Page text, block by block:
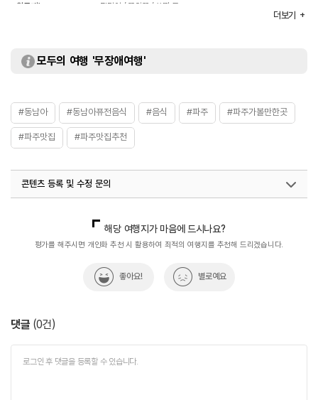
취급메뉴
팟타이 / 똠얌꿍 / 쏨땀 등
더보기
모두의 여행 '무장애여행'
#동남아 #동남아퓨전음식 #음식 #파주 #파주가볼만한곳
#파주맛집 #파주맛집추천
콘텐츠 등록 및 수정 문의
해당 여행지가 마음에 드시나요?
평가를 해주시면 개인화 추천 시 활용하여 최적의 여행지를 추천해 드리겠습니다.
좋아요! 별로예요
댓글 (0건)